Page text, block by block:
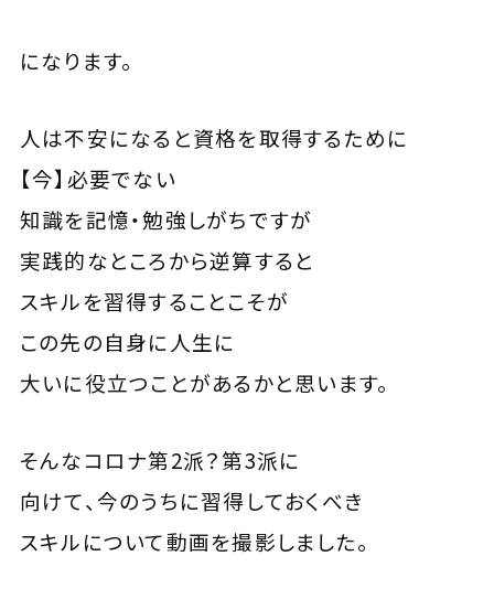
になります。
人は不安になると資格を取得するために
【今】必要でない
知識を記憶・勉強しがちですが
実践的なところから逆算すると
スキルを習得することこそが
この先の自身に人生に
大いに役立つことがあるかと思います。
そんなコロナ第2派？第3派に
向けて、今のうちに習得しておくべき
スキルについて動画を撮影しました。